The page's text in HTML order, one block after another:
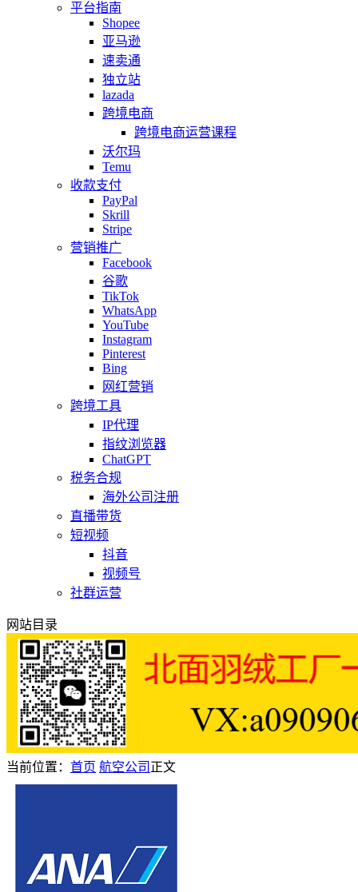
平台指南
Shopee
亚马逊
速卖通
独立站
lazada
跨境电商
跨境电商运营课程
沃尔玛
Temu
收款支付
PayPal
Skrill
Stripe
营销推广
Facebook
谷歌
TikTok
WhatsApp
YouTube
Instagram
Pinterest
Bing
网红营销
跨境工具
IP代理
指纹浏览器
ChatGPT
税务合规
海外公司注册
直播带货
短视频
抖音
视频号
社群运营
网站目录
当前位置： 首页 航空公司 正文